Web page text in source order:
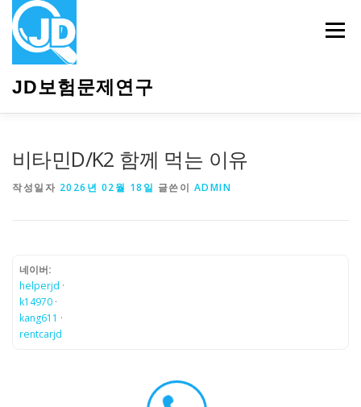
JD보험문제연구
메뉴
비타민D/K2 함께 먹는 이유
작성일자 2026년 02월 18일 글쓴이 ADMIN
네이버:
helperjd ·
k14970 ·
kang611 ·
rentcarjd